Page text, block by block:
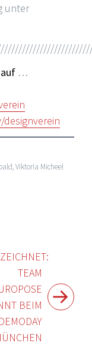
unter
…
Viktoria Micheel
TEAM
BEIM